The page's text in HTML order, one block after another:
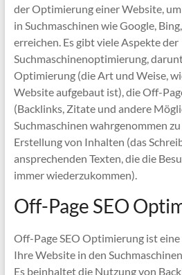
der Optimierung einer Website,
in Suchmaschinen wie Google,
erreichen. Es gibt viele Aspekte der
Suchmaschinenoptimierung,
Optimierung (die Art und Weise,
Website aufgebaut ist), die Off-
(Backlinks, Zitate und andere
Suchmaschinen wahrgenommen
Erstellung von Inhalten (das
ansprechenden Texten, die die
immer wiederzukommen).
Off-Page SEO
Off-Page SEO Optimierung ist
Ihre Website in den
Es beinhaltet die Nutzung von